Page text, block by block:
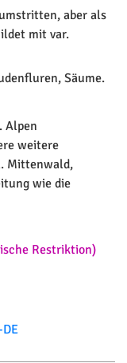
aber als
mit var.
Säume.
Alpen
weitere
Mittenwald,
wie die
Restriktion)